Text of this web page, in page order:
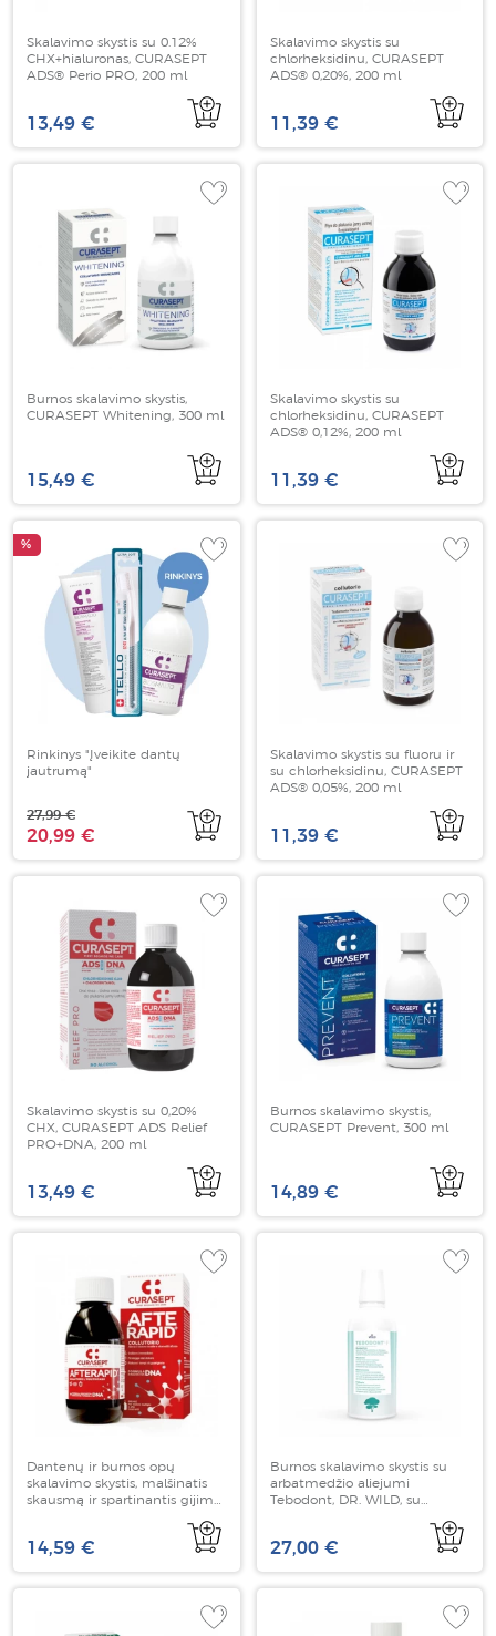
Skalavimo skystis su 0.12%
CHX+hialuronas, CURASEPT
ADS® Perio PRO, 200 ml
13,49 €
Skalavimo skystis su
chlorheksidinu, CURASEPT
ADS® 0,20%, 200 ml
11,39 €
Burnos skalavimo skystis,
CURASEPT Whitening, 300 ml
15,49 €
Skalavimo skystis su
chlorheksidinu, CURASEPT
ADS® 0,12%, 200 ml
11,39 €
%
Rinkinys "Įveikite dantų
jautrumą"
20,99 €
27,99 €
Skalavimo skystis su fluoru ir
su chlorheksidinu, CURASEPT
ADS® 0,05%, 200 ml
11,39 €
Skalavimo skystis su 0,20%
CHX, CURASEPT ADS Relief
PRO+DNA, 200 ml
13,49 €
Burnos skalavimo skystis,
CURASEPT Prevent, 300 ml
14,89 €
Dantenų ir burnos opų
skalavimo skystis, malšinatis
skausmą ir spartinantis gijimą,
14,59 €
Burnos skalavimo skystis su
arbatmedžio aliejumi
Tebodont, DR. WILD, su
27,00 €